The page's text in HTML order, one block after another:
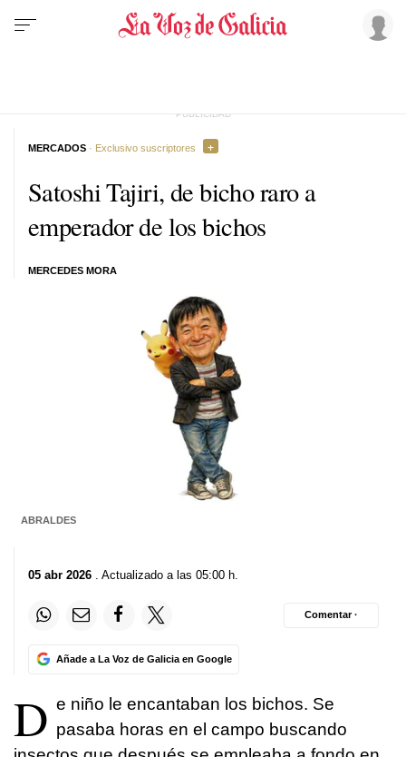
Satoshi Tajiri, de bicho raro a
emperador de los bichos
MERCEDES MORA
MERCADOS · Exclusivo suscriptores
ABRALDES
05 abr 2026 . Actualizado a las 05:00 h.
Añade a La Voz de Galicia en Google
Comentar ·
D e niño le encantaban los bichos. Se
pasaba horas en el campo buscando